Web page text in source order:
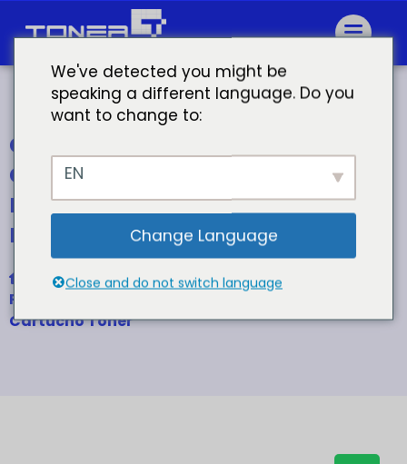
cartuchos de tóner para
copiadoras kyocera
m6630cidnm2135dn
m2635dn tono
Inicio
Para Kyocera TK-1150 1151 1152 1154 1156 1157 Kit
Cartucho Toner
We've detected you might be
speaking a different language. Do you
want to change to:
EN
Change Language
Close and do not switch language